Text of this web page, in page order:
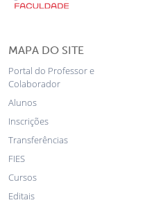
MAPA DO SITE
Portal do Professor e
Colaborador
Alunos
Inscrições
Transferências
FIES
Cursos
Editais